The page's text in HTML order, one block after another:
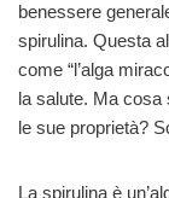
benessere
spirulina. Questa
come “l’alga
la salute. Ma
le sue proprietà?
La spirulina è